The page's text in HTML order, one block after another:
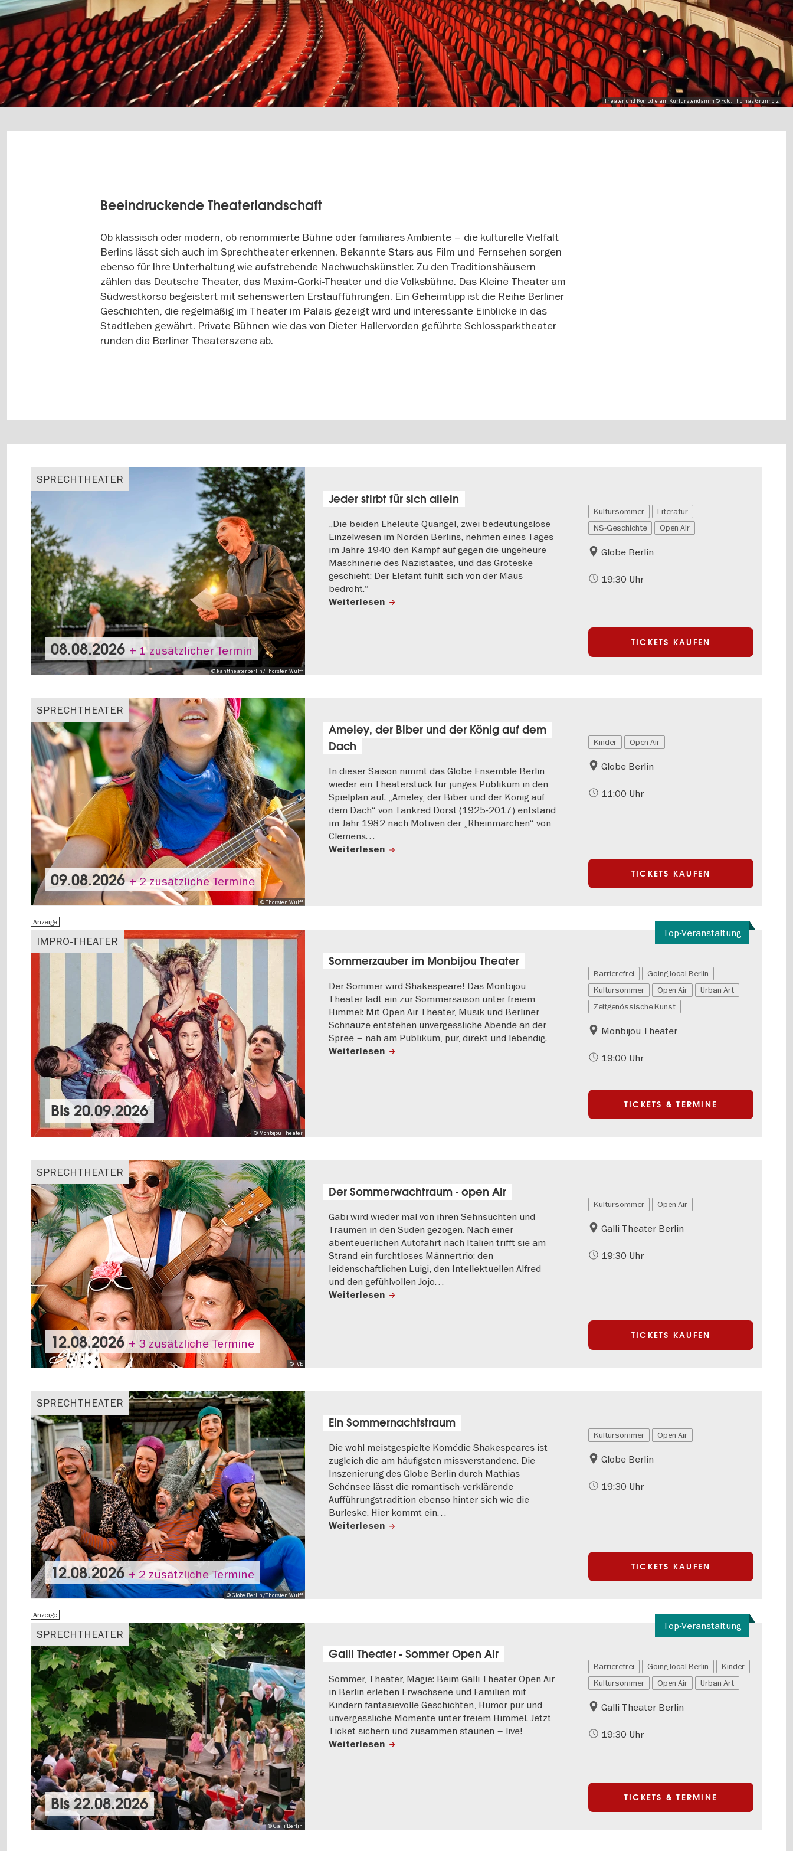
Theater und Komödie am Kurfürstendamm © Foto: Thomas Grünholz
Beeindruckende Theaterlandschaft
Ob klassisch oder modern, ob renommierte Bühne oder familiäres Ambiente – die kulturelle Vielfalt
Berlins lässt sich auch im Sprechtheater erkennen. Bekannte Stars aus Film und Fernsehen sorgen
ebenso für Ihre Unterhaltung wie aufstrebende Nachwuchskünstler. Zu den Traditionshäusern
zählen das Deutsche Theater, das Maxim-Gorki-Theater und die Volksbühne. Das Kleine Theater am
Südwestkorso begeistert mit sehenswerten Erstaufführungen. Ein Geheimtipp ist die Reihe Berliner
Geschichten, die regelmäßig im Theater im Palais gezeigt wird und interessante Einblicke in das
Stadtleben gewährt. Private Bühnen wie das von Dieter Hallervorden geführte Schlossparktheater
runden die Berliner Theaterszene ab.
SPRECHTHEATER
© kanttheaterberlin/Thorsten Wulff
08.08.2026 + 1 zusätzlicher Termin
Jeder stirbt für sich allein
„Die beiden Eheleute Quangel, zwei bedeutungslose
Einzelwesen im Norden Berlins, nehmen eines Tages
im Jahre 1940 den Kampf auf gegen die ungeheure
Maschinerie des Nazistaates, und das Groteske
geschieht: Der Elefant fühlt sich von der Maus
bedroht.“
Weiterlesen
Kultursommer
Literatur
NS-Geschichte
Open Air
Globe Berlin
19:30 Uhr
TICKETS KAUFEN
SPRECHTHEATER
© Thorsten Wulff
09.08.2026 + 2 zusätzliche Termine
Ameley, der Biber und der König auf dem
Dach
In dieser Saison nimmt das Globe Ensemble Berlin
wieder ein Theaterstück für junges Publikum in den
Spielplan auf. „Ameley, der Biber und der König auf
dem Dach“ von Tankred Dorst (1925-2017) entstand
im Jahr 1982 nach Motiven der „Rheinmärchen“ von
Clemens…
Weiterlesen
Kinder Open Air
Globe Berlin
11:00 Uhr
TICKETS KAUFEN
Top-Veranstaltung
IMPRO-THEATER
Anzeige
© Monbijou Theater
Bis20.09.2026
Sommerzauber im Monbijou Theater
Der Sommer wird Shakespeare! Das Monbijou
Theater lädt ein zur Sommersaison unter freiem
Himmel: Mit Open Air Theater, Musik und Berliner
Schnauze entstehen unvergessliche Abende an der
Spree – nah am Publikum, pur, direkt und lebendig.
Weiterlesen
Barrierefrei
Going local Berlin
Kultursommer
Open Air
Urban Art
Zeitgenössische Kunst
Monbijou Theater
19:00 Uhr
TICKETS & TERMINE
SPRECHTHEATER
© IVE
12.08.2026 + 3 zusätzliche Termine
Der Sommerwachtraum - open Air
Gabi wird wieder mal von ihren Sehnsüchten und
Träumen in den Süden gezogen. Nach einer
abenteuerlichen Autofahrt nach Italien trifft sie am
Strand ein furchtloses Männertrio: den
leidenschaftlichen Luigi, den Intellektuellen Alfred
und den gefühlvollen Jojo…
Weiterlesen
Kultursommer Open Air
Galli Theater Berlin
19:30 Uhr
TICKETS KAUFEN
SPRECHTHEATER
© Globe Berlin/Thorsten Wulff
12.08.2026 + 2 zusätzliche Termine
Ein Sommernachtstraum
Die wohl meistgespielte Komödie Shakespeares ist
zugleich die am häufigsten missverstandene. Die
Inszenierung des Globe Berlin durch Mathias
Schönsee lässt die romantisch-verklärende
Aufführungstradition ebenso hinter sich wie die
Burleske. Hier kommt ein…
Weiterlesen
Kultursommer Open Air
Globe Berlin
19:30 Uhr
TICKETS KAUFEN
Top-Veranstaltung
SPRECHTHEATER
Anzeige
© Galli Berlin
Bis22.08.2026
Galli Theater - Sommer Open Air
Sommer, Theater, Magie: Beim Galli Theater Open Air
in Berlin erleben Erwachsene und Familien mit
Kindern fantasievolle Geschichten, Humor pur und
unvergessliche Momente unter freiem Himmel. Jetzt
Ticket sichern und zusammen staunen – live!
Weiterlesen
Barrierefrei Going local Berlin
Kinder
Kultursommer
Open Air Urban Art
Galli Theater Berlin
19:30 Uhr
TICKETS & TERMINE